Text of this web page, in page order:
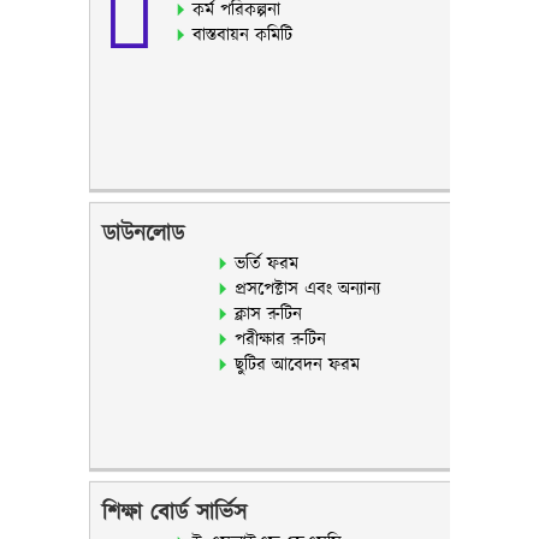
কর্ম পরিকল্পনা
বাস্তবায়ন কমিটি
ডাউনলোড
ভর্তি ফরম
প্রসপেক্টাস এবং অন্যান্য
ক্লাস রুটিন
পরীক্ষার রুটিন
ছুটির আবেদন ফরম
শিক্ষা বোর্ড সার্ভিস